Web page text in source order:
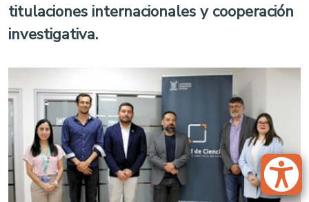
titulaciones internacionales y cooperación
investigativa.